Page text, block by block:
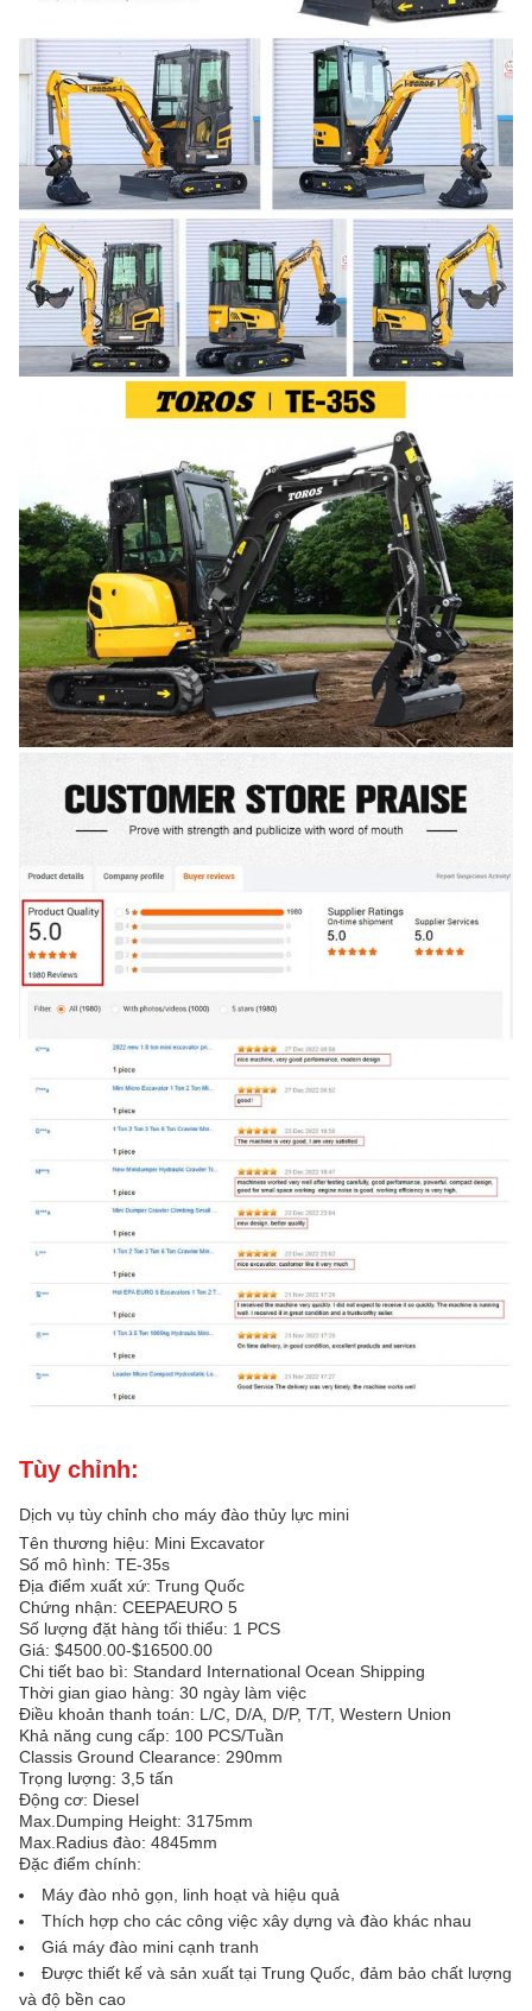
Tùy chỉnh:
Dịch vụ tùy chỉnh cho máy đào thủy lực mini
Tên thương hiệu: Mini Excavator
Số mô hình: TE-35s
Địa điểm xuất xứ: Trung Quốc
Chứng nhận: CEEPAEURO 5
Số lượng đặt hàng tối thiểu: 1 PCS
Giá: $4500.00-$16500.00
Chi tiết bao bì: Standard International Ocean Shipping
Thời gian giao hàng: 30 ngày làm việc
Điều khoản thanh toán: L/C, D/A, D/P, T/T, Western Union
Khả năng cung cấp: 100 PCS/Tuần
Classis Ground Clearance: 290mm
Trọng lượng: 3,5 tấn
Động cơ: Diesel
Max.Dumping Height: 3175mm
Max.Radius đào: 4845mm
Đặc điểm chính:
Máy đào nhỏ gọn, linh hoạt và hiệu quả
Thích hợp cho các công việc xây dựng và đào khác nhau
Giá máy đào mini cạnh tranh
Được thiết kế và sản xuất tại Trung Quốc, đảm bảo chất lượng
và độ bền cao